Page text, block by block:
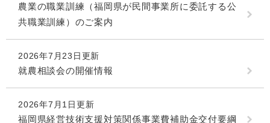
農業の職業訓練（福岡県が民間事業所に委託する公
共職業訓練）のご案内
2026年7月23日更新
就農相談会の開催情報
2026年7月1日更新
福岡県経営技術支援対策関係事業費補助金交付要綱